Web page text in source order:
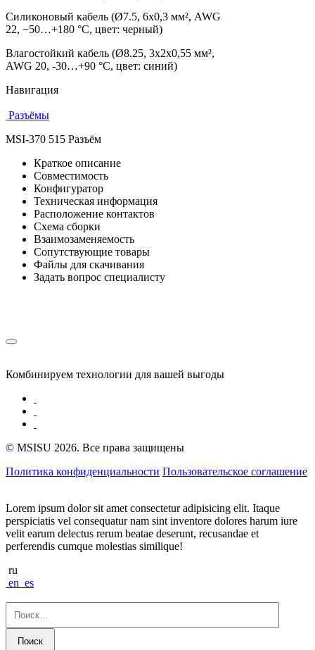
Силиконовый кабель (Ø7.5, 6х0,3 мм², AWG
22, −50…+180 °C, цвет: черный)
Влагостойкий кабель (Ø8.25, 3х2х0,55 мм²,
AWG 20, -30…+90 °C, цвет: синий)
Навигация
Разъёмы
MSI-370 515 Разъём
Краткое описание
Совместимость
Конфигуратор
Техническая информация
Расположение контактов
Схема сборки
Взаимозаменяемость
Сопутствующие товары
Файлы для скачивания
Задать вопрос специалисту
Комбинируем технологии для вашей выгоды
© MSISU 2026. Все права защищены
Политика конфиденциальности Пользовательское соглашение
Lorem ipsum dolor sit amet consectetur adipisicing elit. Itaque
perspiciatis vel consequatur nam sint inventore dolores harum iure
velit earum delectus rerum beatae deserunt, recusandae et
perferendis cumque molestias similique!
ru
en es